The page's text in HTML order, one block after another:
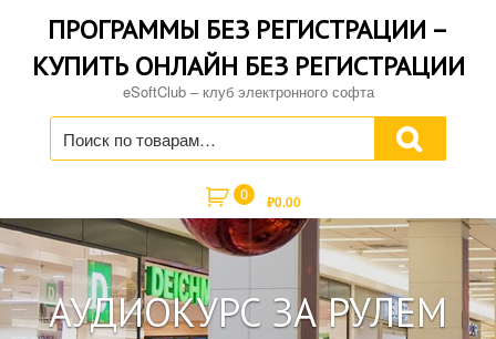
ПРОГРАММЫ БЕЗ РЕГИСТРАЦИИ –
КУПИТЬ ОНЛАЙН БЕЗ РЕГИСТРАЦИИ
eSoftClub – клуб электронного софта
Искать:
0 ₽0.00
АУДИОКУРС ЗА РУЛЕМ